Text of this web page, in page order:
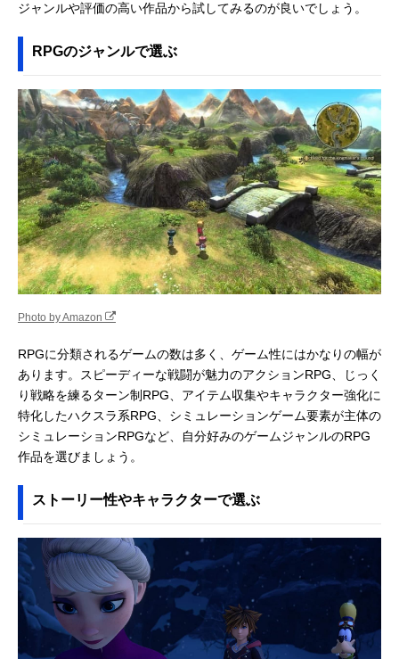
ジャンルや評価の高い作品から試してみるのが良いでしょう。
RPGのジャンルで選ぶ
Photo by Amazon
RPGに分類されるゲームの数は多く、ゲーム性にはかなりの幅が
あります。スピーディーな戦闘が魅力のアクションRPG、じっく
り戦略を練るターン制RPG、アイテム収集やキャラクター強化に
特化したハクスラ系RPG、シミュレーションゲーム要素が主体の
シミュレーションRPGなど、自分好みのゲームジャンルのRPG
作品を選びましょう。
ストーリー性やキャラクターで選ぶ